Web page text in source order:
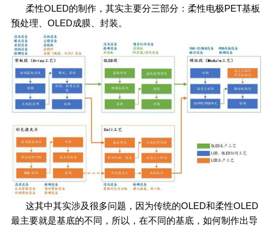
柔性OLED的制作，其实主要分三部分：柔性电极PET基板
预处理、OLED成膜、封装。
这其中其实涉及很多问题，因为传统的OLED和柔性OLED
最主要就是基底的不同，所以，在不同的基底，如何制作出导